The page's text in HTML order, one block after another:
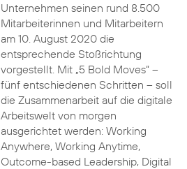
Unternehmen seinen rund 8.500
Mitarbeiterinnen und Mitarbeitern
am 10. August 2020 die
entsprechende Stoßrichtung
vorgestellt. Mit „5 Bold Moves“ –
fünf entschiedenen Schritten – soll
die Zusammenarbeit auf die digitale
Arbeitswelt von morgen
ausgerichtet werden: Working
Anywhere, Working Anytime,
Outcome-based Leadership, Digital